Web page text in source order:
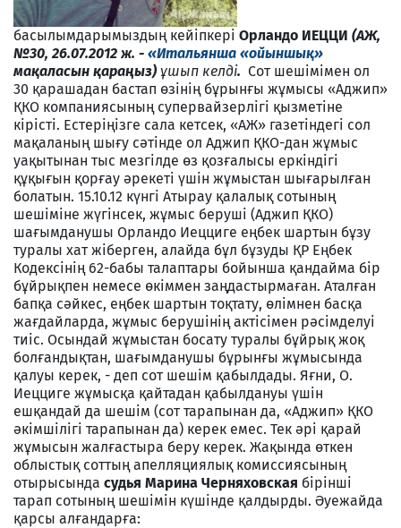
басылымдарымыздың кейіпкері Орландо ИЕЦЦИ (АЖ,
№30, 26.07.2012 ж. - «Итальянша «ойыншық»
мақаласын қараңыз) ұшып келді. Сот шешімімен ол
30 қарашадан бастап өзінің бұрынғы жұмысы «Аджип»
ҚКО компаниясының супервайзерлігі қызметіне
кірісті. Естеріңізге сала кетсек, «АЖ» газетіндегі сол
мақаланың шығу сәтінде ол Аджип ҚКО-дан жұмыс
уақытынан тыс мезгілде өз қозғалысы еркіндігі
құқығын қорғау әрекеті үшін жұмыстан шығарылған
болатын. 15.10.12 күнгі Атырау қалалық сотының
шешіміне жүгінсек, жұмыс беруші (Аджип ҚКО)
шағымданушы Орландо Иецциге еңбек шартын бұзу
туралы хат жіберген, алайда бұл бұзуды ҚР Еңбек
Кодексінің 62-бабы талаптары бойынша қандайма бір
бұйрықпен немесе өкіммен заңдастырмаған. Аталған
бапқа сәйкес, еңбек шартын тоқтату, өлімнен басқа
жағдайларда, жұмыс берушінің актісімен рәсімделуі
тиіс. Осындай жұмыстан босату туралы бұйрық жоқ
болғандықтан, шағымданушы бұрынғы жұмысында
қалуы керек, - деп сот шешім қабылдады. Яғни, О.
Иецциге жұмысқа қайтадан қабылдануы үшін
ешқандай да шешім (сот тарапынан да, «Аджип» ҚКО
әкімшілігі тарапынан да) керек емес. Тек әрі қарай
жұмысын жалғастыра беру керек. Жақында өткен
облыстық соттың апелляциялық комиссиясының
отырысында судья Марина Черняховская бірінші
тарап сотының шешімін күшінде қалдырды. Әуежайда
қарсы алғандарға: